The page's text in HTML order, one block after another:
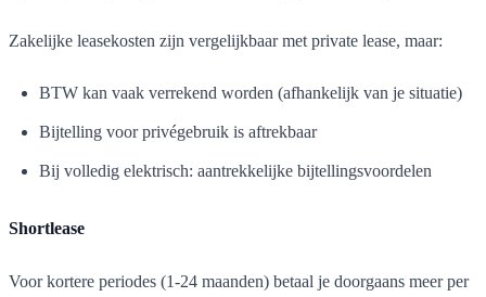
Zakelijke leasekosten zijn vergelijkbaar met private lease, maar:
BTW kan vaak verrekend worden (afhankelijk van je situatie)
Bijtelling voor privégebruik is aftrekbaar
Bij volledig elektrisch: aantrekkelijke bijtellingsvoordelen
Shortlease
Voor kortere periodes (1-24 maanden) betaal je doorgaans meer per